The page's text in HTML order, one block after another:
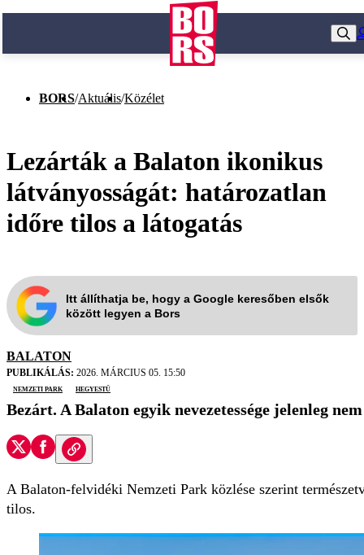
BORS/Aktuális/Közélet
Lezárták a Balaton ikonikus
látványosságát: határozatlan
időre tilos a látogatás
Itt állíthatja be, hogy a Google keresőben elsők
között legyen a Bors
BALATON
PUBLIKÁLÁS: 2026. MÁRCIUS 05. 15:50
nemzeti park
Hegyestű
Bezárt. A Balaton egyik nevezetessége jelenleg
A Balaton-felvidéki Nemzeti Park közlése szerint
tilos.